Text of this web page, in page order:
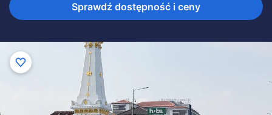
Sprawdź dostępność i ceny